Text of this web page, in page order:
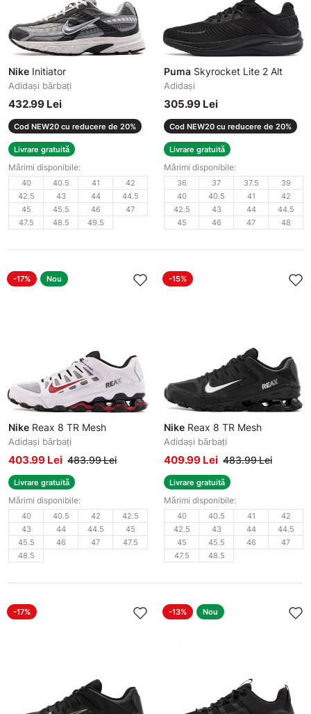
Nike Initiator
Adidași bărbați
432.99 Lei
Cod NEW20 cu reducere de 20%
Livrare gratuită
Mărimi disponibile:
40 40.5 41
42
42.5
43 44
44.5
45
45.5 46
47
47.5
48.5 49.5
Puma Skyrocket Lite 2 Alt
Adidași
305.99 Lei
Cod NEW20 cu reducere de 20%
Livrare gratuită
Mărimi disponibile:
36 37 37.5
39
40
40.5 41
42
42.5
43 44
44.5
45
46 47 48
-17% Nou
Nike Reax 8 TR Mesh
Adidași bărbați
403.99 Lei 483.99 Lei
Livrare gratuită
Mărimi disponibile:
40 40.5 42
42.5
43
44 44.5
45
45.5
46 47
47.5
48.5
-15%
Nike Reax 8 TR Mesh
Adidași bărbați
409.99 Lei 483.99 Lei
Livrare gratuită
Mărimi disponibile:
40 40.5 41
42
42.5
43 44
44.5
45
45.5 46
47
47.5
48.5
-17% -13% Nou